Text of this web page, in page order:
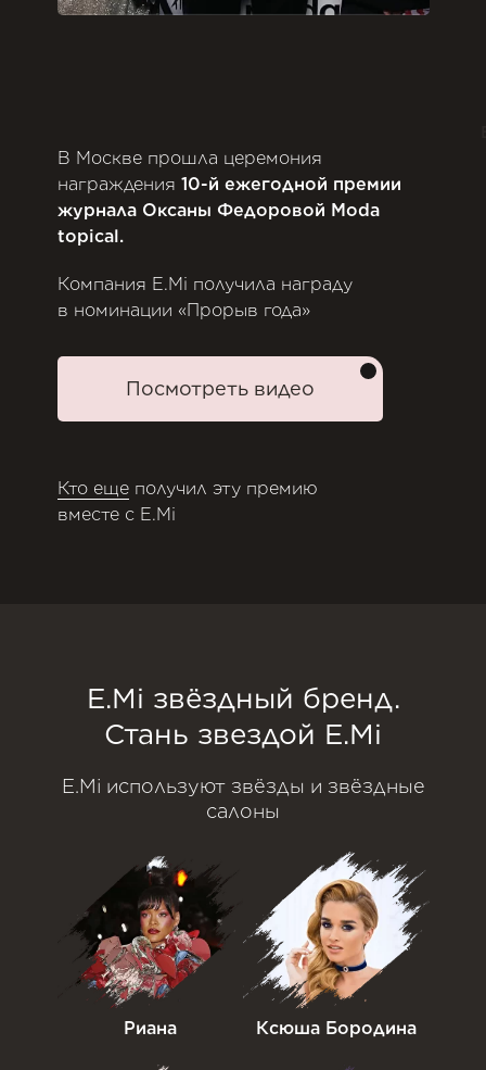
В Москве прошла церемония
награждения 10-й ежегодной премии
журнала Оксаны Федоровой Moda
topical.
Компания E.Mi получила награду
в номинации «Прорыв года»
Посмотреть видео
Кто ещеполучил эту премию
вместе с E.Mi
E.Mi звёздный бренд.
Стань звездой E.Mi
E.Mi используют звёзды и звёздные
салоны
Риана Ксюша Бородина